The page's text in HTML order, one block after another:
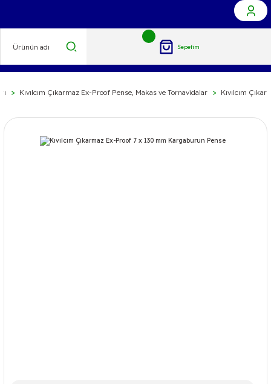
Sepetim
Kıvılcım Çıkarmaz Ex-Proof Pense, Makas ve Tornavidalar Kıvılcım